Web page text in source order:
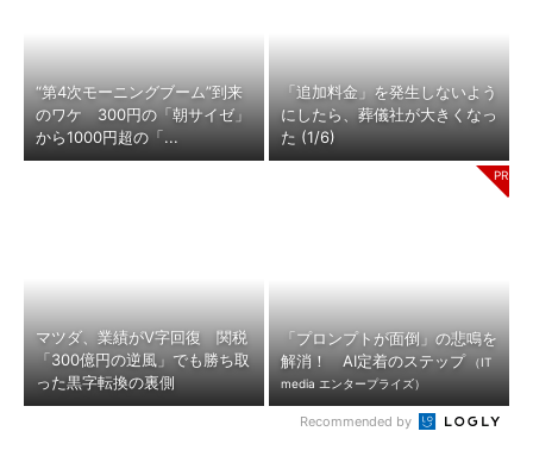
“第4次モーニングブーム”到来
のワケ 300円の「朝サイゼ」
から1000円超の「...
「追加料金」を発生しないよう
にしたら、葬儀社が大きくなっ
た (1/6)
マツダ、業績がV字回復 関税
「300億円の逆風」でも勝ち取
った黒字転換の裏側
「プロンプトが面倒」の悲鳴を
解消！ AI定着のステップ
（IT
media エンタープライズ）
Recommended by